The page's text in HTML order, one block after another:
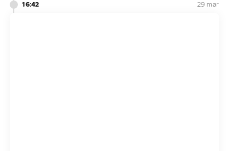
16:42 29 mar